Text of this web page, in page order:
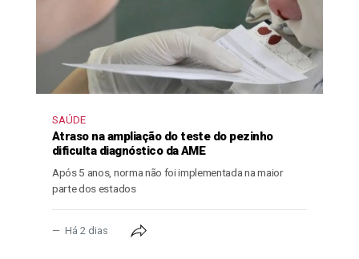
SAÚDE
Atraso na ampliação do teste do pezinho
dificulta diagnóstico da AME
Após 5 anos, norma não foi implementada na maior
parte dos estados
Há 2 dias